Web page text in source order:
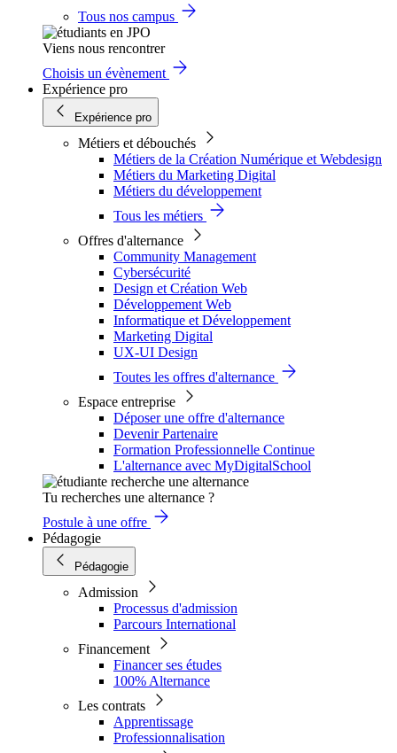
Tous nos campus
Viens nous rencontrer
Choisis un évènement
Expérience pro
Expérience pro
Métiers et débouchés
Métiers de la Création Numérique et Webdesign
Métiers du Marketing Digital
Métiers du développement
Tous les métiers
Offres d'alternance
Community Management
Cybersécurité
Design et Création Web
Développement Web
Informatique et Développement
Marketing Digital
UX-UI Design
Toutes les offres d'alternance
Espace entreprise
Déposer une offre d'alternance
Devenir Partenaire
Formation Professionnelle Continue
L'alternance avec MyDigitalSchool
Tu recherches une alternance ?
Postule à une offre
Pédagogie
Pédagogie
Admission
Processus d'admission
Parcours International
Financement
Financer ses études
100% Alternance
Les contrats
Apprentissage
Professionnalisation